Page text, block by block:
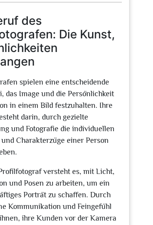
des
Die Kunst,
spielen eine entscheidende
das Image und die Persönlichkeit
in einem Bild festzuhalten. Ihre
darin, durch gezielte
und Fotografie die individuellen
Charakterzüge einer Person
versteht es, mit Licht,
und Posen zu arbeiten, um ein
Porträt zu schaffen. Durch
Kommunikation und Feingefühl
ihre Kunden vor der Kamera